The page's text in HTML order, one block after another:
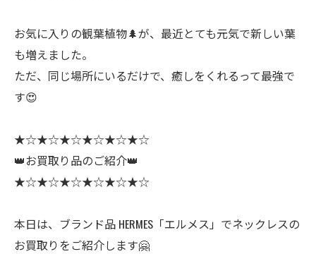
お気に入りの観葉植物🌲が、最近とても元気で新しい葉
も増えました。
ただ、同じ場所にいるだけで、癒しをくれるって最強で
す😍
★☆★☆★☆★☆★☆★☆
👑お買取り品のご紹介👑
★☆★☆★☆★☆★☆★☆
本日は、ブランド品 HERMES「エルメス」でネックレスの
お買取りをご紹介します🤗